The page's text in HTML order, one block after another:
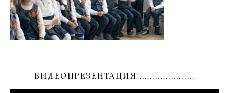
ВИДЕОПРЕЗЕНТАЦИЯ …………………